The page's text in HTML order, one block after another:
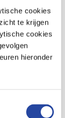
cookies
te krijgen
cookies
hieronder